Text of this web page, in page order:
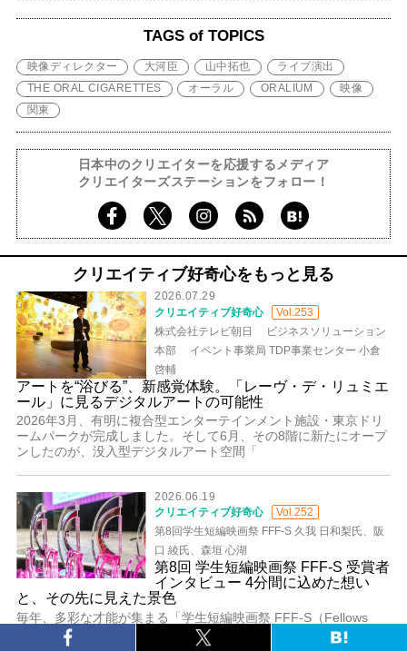
TAGS of TOPICS
映像ディレクター 大河臣 山中拓也
ライブ演出
THE ORAL CIGARETTES
オーラル ORALIUM
映像
関東
日本中のクリエイターを応援するメディア
クリエイターズステーションをフォロー！
クリエイティブ好奇心をもっと見る
2026.07.29
クリエイティブ好奇心
Vol.253
株式会社テレビ朝日 ビジネスソリューション
本部 イベント事業局 TDP事業センター 小倉
啓輔
アートを“浴びる”、新感覚体験。「レーヴ・デ・リュミエ
ール」に見るデジタルアートの可能性
2026年3月、有明に複合型エンターテインメント施設・東京ドリ
ームパークが完成しました。そして6月、その8階に新たにオープ
ンしたのが、没入型デジタルアート空間「
2026.06.19
クリエイティブ好奇心
Vol.252
第8回学生短編映画祭 FFF-S 久我 日和梨氏、阪
口 綾氏、森垣 心湖
第8回 学生短編映画祭 FFF-S 受賞者
インタビュー 4分間に込めた想い
と、その先に見えた景色
毎年、多彩な才能が集まる「学生短編映画祭 FFF-S（Fellows
Film Festival for Students）」。第8回学生短編映画祭 FFF-S